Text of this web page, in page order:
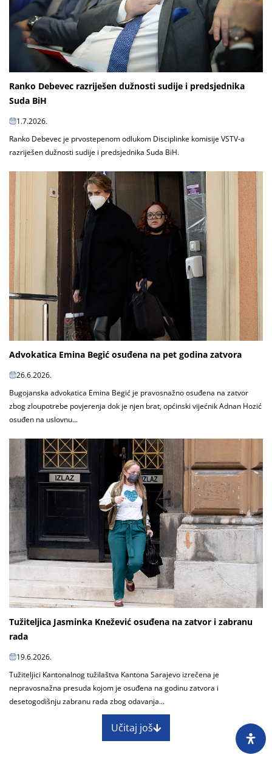
Ranko Debevec razriješen dužnosti sudije i predsjednika
Suda BiH
1.7.2026.
Ranko Debevec je prvostepenom odlukom Disciplinke komisije VSTV-a
razriješen dužnosti sudije i predsjednika Suda BiH.
Advokatica Emina Begić osuđena na pet godina zatvora
26.6.2026.
Bugojanska advokatica Emina Begić je pravosnažno osuđena na zatvor
zbog zloupotrebe povjerenja dok je njen brat, općinski vijećnik Adnan Hozić
osuđen na uslovnu...
Tužiteljica Jasminka Knežević osuđena na zatvor i zabranu
rada
19.6.2026.
Tužiteljici Kantonalnog tužilaštva Kantona Sarajevo izrečena je
nepravosnažna presuda kojom je osuđena na godinu zatvora i
desetogodišnju zabranu rada zbog odavanja...
Učitaj još